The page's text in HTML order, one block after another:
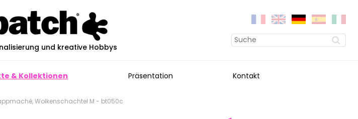
und kreative Hobbys
& Kollektionen Präsentation Kontakt
Wolkenschachtel M - bt050c